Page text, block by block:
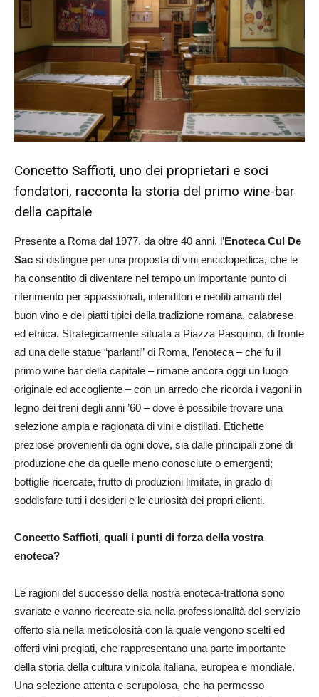
Concetto Saffioti, uno dei proprietari e soci
fondatori, racconta la storia del primo wine-bar
della capitale
Presente a Roma dal 1977, da oltre 40 anni, l’Enoteca Cul De
Sac si distingue per una proposta di vini enciclopedica, che le
ha consentito di diventare nel tempo un importante punto di
riferimento per appassionati, intenditori e neofiti amanti del
buon vino e dei piatti tipici della tradizione romana, calabrese
ed etnica. Strategicamente situata a Piazza Pasquino, di fronte
ad una delle statue “parlanti” di Roma, l’enoteca – che fu il
primo wine bar della capitale – rimane ancora oggi un luogo
originale ed accogliente – con un arredo che ricorda i vagoni in
legno dei treni degli anni ’60 – dove è possibile trovare una
selezione ampia e ragionata di vini e distillati. Etichette
preziose provenienti da ogni dove, sia dalle principali zone di
produzione che da quelle meno conosciute o emergenti;
bottiglie ricercate, frutto di produzioni limitate, in grado di
soddisfare tutti i desideri e le curiosità dei propri clienti.
Concetto Saffioti, quali i punti di forza della vostra
enoteca?
Le ragioni del successo della nostra enoteca-trattoria sono
svariate e vanno ricercate sia nella professionalità del servizio
offerto sia nella meticolosità con la quale vengono scelti ed
offerti vini pregiati, che rappresentano una parte importante
della storia della cultura vinicola italiana, europea e mondiale.
Una selezione attenta e scrupolosa, che ha permesso